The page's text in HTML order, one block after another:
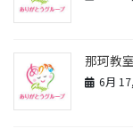
那珂教
6月